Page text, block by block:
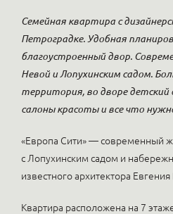
Семейная квартира с
Петроградке. Удобная
благоустроенный двор.
Невой и Лопухинским садом.
территория, во дворе детский
салоны красоты и все что
«Европа Сити» — современный
с Лопухинским садом и
известного архитектора
Квартира расположена на 7